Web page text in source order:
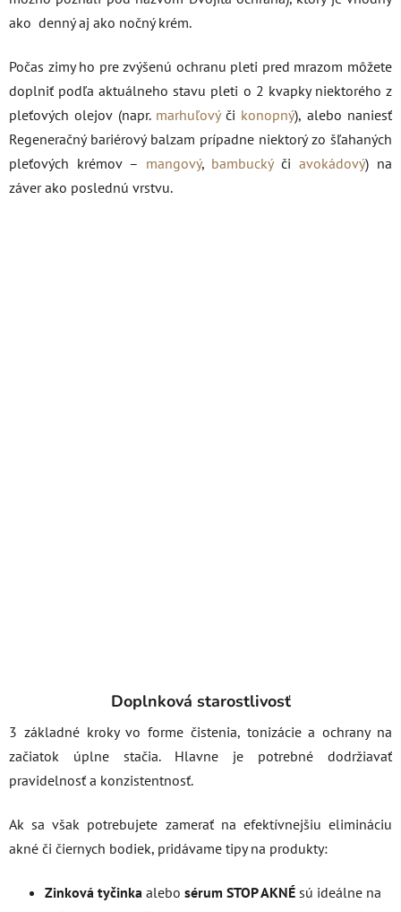
ako denný aj ako nočný krém.
Počas zimy ho pre zvýšenú ochranu pleti pred mrazom môžete
doplniť podľa aktuálneho stavu pleti o 2 kvapky niektorého z
pleťových olejov (napr. marhuľový či konopný), alebo naniesť
Regeneračný bariérový balzam prípadne niektorý zo šľahaných
pleťových krémov – mangový, bambucký či avokádový) na
záver ako poslednú vrstvu.
Doplnková starostlivosť
3 základné kroky vo forme čistenia, tonizácie a ochrany na
začiatok úplne stačia. Hlavne je potrebné dodržiavať
pravidelnosť a konzistentnosť.
Ak sa však potrebujete zamerať na efektívnejšiu elimináciu
akné či čiernych bodiek, pridávame tipy na produkty:
Zinková tyčinka alebo sérum STOP AKNÉ sú ideálne na